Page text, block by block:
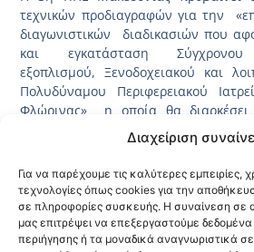
Διαχείριση
Για να παρέχουμε τις καλύτερες εμπειρίες,
τεχνολογίες όπως cookies για την
σε πληροφορίες συσκευής. Η συναίνεση σε
μας επιτρέψει να επεξεργαστούμε
περιήγησης ή τα μοναδικά αναγνωριστικά
τεχνικών προδιαγραφών για την
διαγωνιστικών διαδικασιών που
και εγκατάσταση Σύγχρονου
εξοπλισμού, Ξενοδοχειακού και
Πολυδύναμου Περιφερειακού
Φλώρινας» η οποία θα
ιστοσελίδα του ΕΣΗΔΗΣ, έχει
κωδικό (2024DIAB28498) και
ενδιαφερόμενοι να
παρακάτωσύνδεσμοπροκειμένου